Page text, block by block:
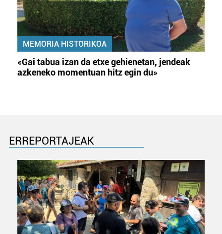
MEMORIA HISTORIKOA
«Gai tabua izan da etxe gehienetan, jendeak
azkeneko momentuan hitz egin du»
ERREPORTAJEAK